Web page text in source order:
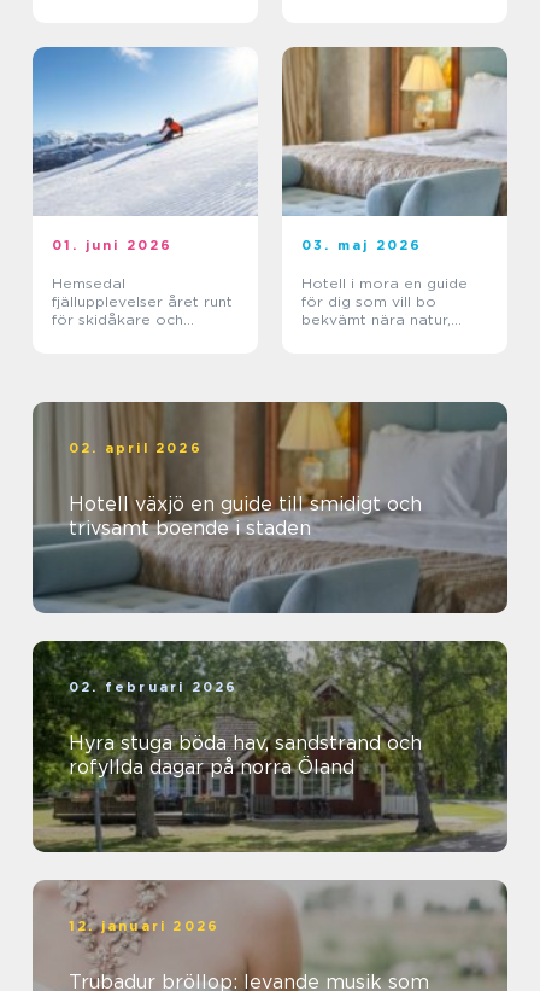
01. juni 2026
Hemsedal
fjällupplevelser året runt
för skidåkare och
03. maj 2026
Hotell i mora en guide
för dig som vill bo
bekvämt nära natur,
02. april 2026
Hotell växjö en guide till smidigt och
trivsamt boende i staden
02. februari 2026
Hyra stuga böda hav, sandstrand och
rofyllda dagar på norra Öland
12. januari 2026
Trubadur bröllop: levande musik som